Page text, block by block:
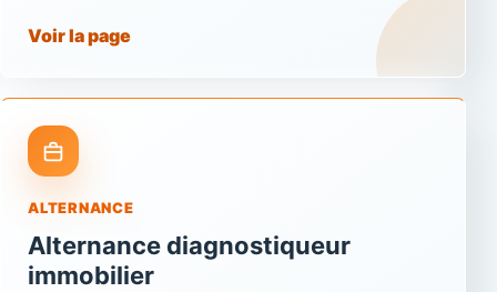
Voir la page
ALTERNANCE
Alternance diagnostiqueur
immobilier